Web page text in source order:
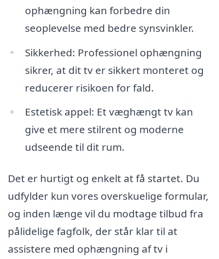
ophængning kan forbedre din
seoplevelse med bedre synsvinkler.
Sikkerhed: Professionel ophængning
sikrer, at dit tv er sikkert monteret og
reducerer risikoen for fald.
Estetisk appel: Et væghængt tv kan
give et mere stilrent og moderne
udseende til dit rum.
Det er hurtigt og enkelt at få startet. Du
udfylder kun vores overskuelige formular,
og inden længe vil du modtage tilbud fra
pålidelige fagfolk, der står klar til at
assistere med ophængning af tv i